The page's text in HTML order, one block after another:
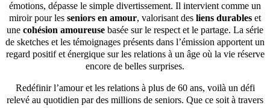
émotions, dépasse le simple divertissement. Il intervient comme un
miroir pour les seniors en amour, valorisant des liens durables et
une cohésion amoureuse basée sur le respect et le partage. La série
de sketches et les témoignages présents dans l’émission apportent un
regard positif et énergique sur les relations à un âge où la vie réserve
encore de belles surprises.
Redéfinir l’amour et les relations à plus de 60 ans, voilà un défi
relevé au quotidien par des millions de seniors. Que ce soit à travers